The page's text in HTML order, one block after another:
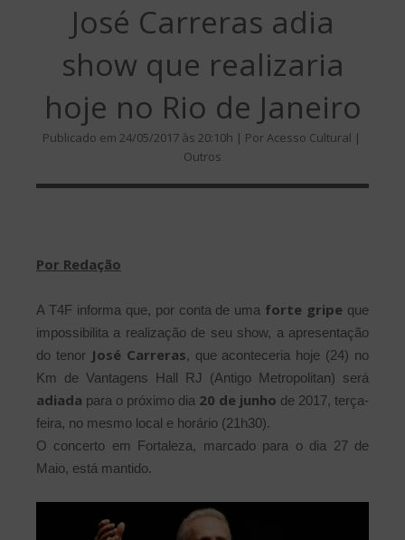
José Carreras adia
show que realizaria
hoje no Rio de Janeiro
Publicado em 24/05/2017 às 20:10h | Por Acesso Cultural |
Outros
Por Redação
A T4F informa que, por conta de uma forte gripe que
impossibilita a realização de seu show, a apresentação
do tenor José Carreras, que aconteceria hoje (24) no
Km de Vantagens Hall RJ (Antigo Metropolitan) será
adiada para o próximo dia 20 de junho de 2017, terça-
feira, no mesmo local e horário (21h30).
O concerto em Fortaleza, marcado para o dia 27 de
Maio, está mantido.